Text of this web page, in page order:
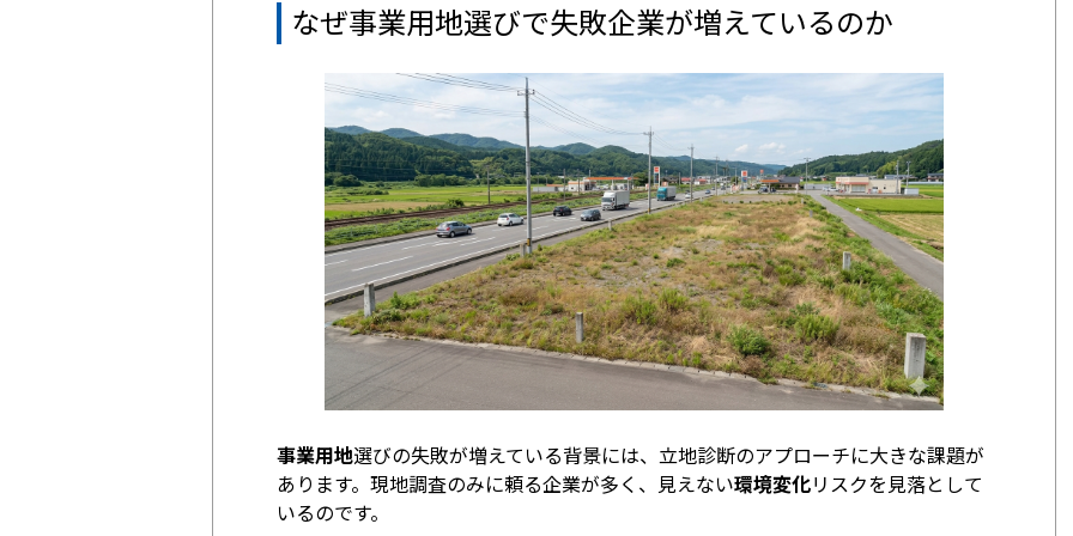
なぜ事業用地選びで失敗企業が増えているのか
事業用地選びの失敗が増えている背景には、立地診断のアプローチに大きな課題が
あります。現地調査のみに頼る企業が多く、見えない環境変化リスクを見落として
いるのです。